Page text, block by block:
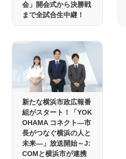
会」開会式から決勝戦
まで全試合生中継！
新たな横浜市政広報番
組がスタート！「YOK
OHAMA コネクト―市
長がつなぐ横浜の人と
未来―」放送開始～J:
COMと横浜市が連携